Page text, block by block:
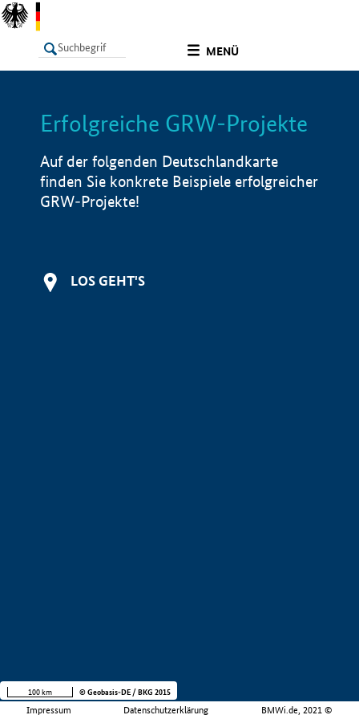
MENÜ
LISTE Info
Erfolgreiche GRW-Projekte
Auf der folgenden Deutschlandkarte
finden Sie konkrete Beispiele erfolgreicher
GRW-Projekte!
LOS GEHT'S
Impressum Datenschutzerklärung BMWi.de, 2021 ©
100 km © Geobasis-DE / BKG 2015